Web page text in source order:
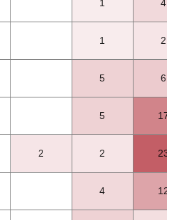
1 4
1 2
5 6
5 17
2 2 23
4 12